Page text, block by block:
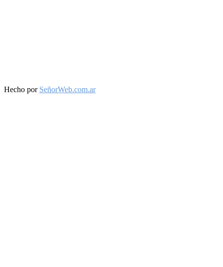
Facebook
Twitter
Instagram
Youtube
Hecho por SeñorWeb.com.ar